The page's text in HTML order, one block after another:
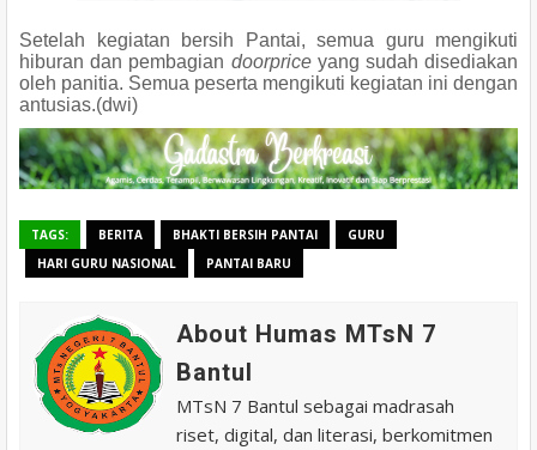
Setelah kegiatan bersih Pantai, semua guru mengikuti
hiburan dan pembagian doorpriceyang sudah disediakan
oleh panitia. Semua peserta mengikuti kegiatan ini dengan
antusias.(dwi)
TAGS: BERITA BHAKTI BERSIH PANTAI
GURU
HARI GURU NASIONAL
PANTAI BARU
About Humas MTsN 7
Bantul
MTsN 7 Bantul sebagai madrasah
riset, digital, dan literasi, berkomitmen